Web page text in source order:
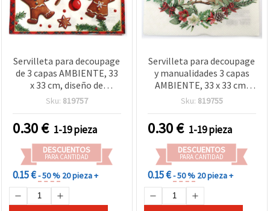
Servilleta para decoupage
de 3 capas AMBIENTE, 33
x 33 cm, diseño de
galletas de jengibre - 1
Sku: 819757
0.30€ 1-19 pieza
DESCUENTOS
PARA CANTIDAD
0.15 €- 50 % 20 pieza +
Servilleta para decoupage
y manualidades 3 capas
AMBIENTE, 33 x 33 cm,
Gorriones en corona
Sku: 819755
0.30€ 1-19 pieza
DESCUENTOS
PARA CANTIDAD
0.15 €- 50 % 20 pieza +